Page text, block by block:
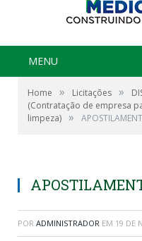
MENU
Home » Licitações »
(Contratação de empresa
limpeza) »
POR ADMINISTRADOR EM 19 DE